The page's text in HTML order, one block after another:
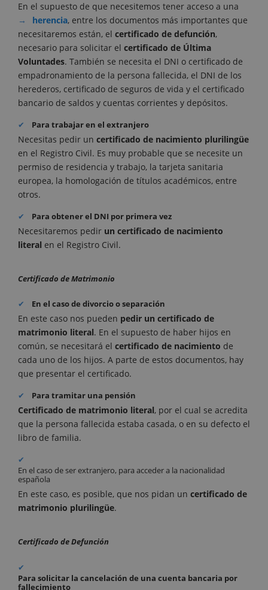
En el supuesto de que necesitemos tener acceso a una
herencia, entre los documentos más importantes que
necesitaremos están, el certificado de defunción,
necesario para solicitar el certificado de Última
Voluntades. También se necesita el DNI o certificado de
empadronamiento de la persona fallecida, el DNI de los
herederos, certificado de seguros de vida y el certificado
bancario de saldos y cuentas corrientes y depósitos.
Para trabajar en el extranjero
Necesitas pedir un certificado de nacimiento plurilingüe
en el Registro Civil. Es muy probable que se necesite un
permiso de residencia y trabajo, la tarjeta sanitaria
europea, la homologación de títulos académicos, entre
otros.
Para obtener el DNI por primera vez
Necesitaremos pedir un certificado de nacimiento
literal en el Registro Civil.
Certificado de Matrimonio
En el caso de divorcio o separación
En este caso nos pueden pedir un certificado de
matrimonio literal. En el supuesto de haber hijos en
común, se necesitará el certificado de nacimiento de
cada uno de los hijos. A parte de estos documentos, hay
que presentar el certificado.
Para tramitar una pensión
Certificado de matrimonio literal, por el cual se acredita
que la persona fallecida estaba casada, o en su defecto el
libro de familia.
En el caso de ser extranjero, para acceder a la nacionalidad
española
En este caso, es posible, que nos pidan un certificado de
matrimonio plurilingüe.
Certificado de Defunción
Para solicitar la cancelación de una cuenta bancaria por
fallecimiento